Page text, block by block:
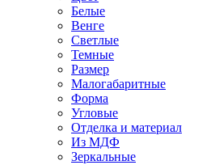
Белые
Венге
Светлые
Темные
Размер
Малогабаритные
Форма
Угловые
Отделка и материал
Из МДФ
Зеркальные